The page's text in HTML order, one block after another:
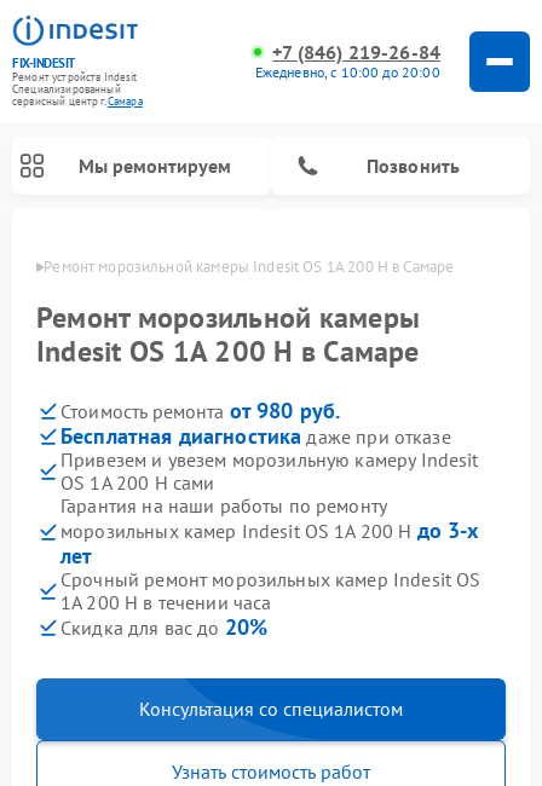
FIX-INDESIT
Ремонт устройств Indesit
Специализированный
cервисный центр г.Самара
+7 (846) 219-26-84
Ежедневно, с 10:00 до 20:00
Мы ремонтируем Позвонить
Ремонт морозильной камеры Indesit OS 1A 200 H в Самаре
Ремонт морозильной камеры
Indesit OS 1A 200 H в Самаре
Стоимость ремонта от 980 руб.
Бесплатная диагностика даже при отказе
Привезем и увезем морозильную камеру Indesit
OS 1A 200 H сами
Гарантия на наши работы по ремонту
морозильных камер Indesit OS 1A 200 H до 3-х
лет
Срочный ремонт морозильных камер Indesit OS
1A 200 H в течении часа
Скидка для вас до 20%
Консультация со специалистом
Узнать стоимость работ